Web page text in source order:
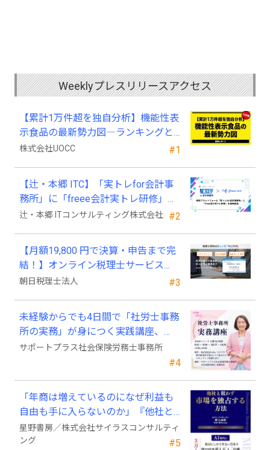
Weeklyプレスリリースアクセス
#1
【累計1万件超を独自分析】機能性表
示食品の最新勢力図―ランキングと
2025年4月以降の変化
株式会社UOCC
#2
【辻・本郷 ITC】「実トレfor会計事
務所」に「freee会計実トレ研修」を
新規追加
辻・本郷 ITコンサルティング株式会社
#3
【月額19,800 円で決算・申告まで完
結！】オンライン税理士サービス
「Wiz サポ」
朝日税理士法人
#4
未経験からでも4日間で「社労士事務
所の実務」が身につく実践講座、
2026年9月開講
サポートプラス社会保険労務士事務所
#5
「年商は増えているのになぜ利益も
自由も手に入らないのか」『他社と
競わず 市場を独占する方法』発売
星野書房／株式会社サイラスコンサルティ
ング